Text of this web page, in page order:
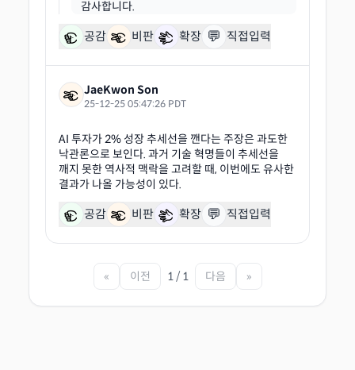
공감 비판 확장 💬 직접입력
JaeKwon Son
25-12-25 05:47:26 PDT
AI 투자가 2% 성장 추세선을 깬다는 주장은 과도한
낙관론으로 보인다. 과거 기술 혁명들이 추세선을
깨지 못한 역사적 맥락을 고려할 때, 이번에도 유사한
공감 비판 확장 💬 직접입력
« 이전 1 / 1 다음 »